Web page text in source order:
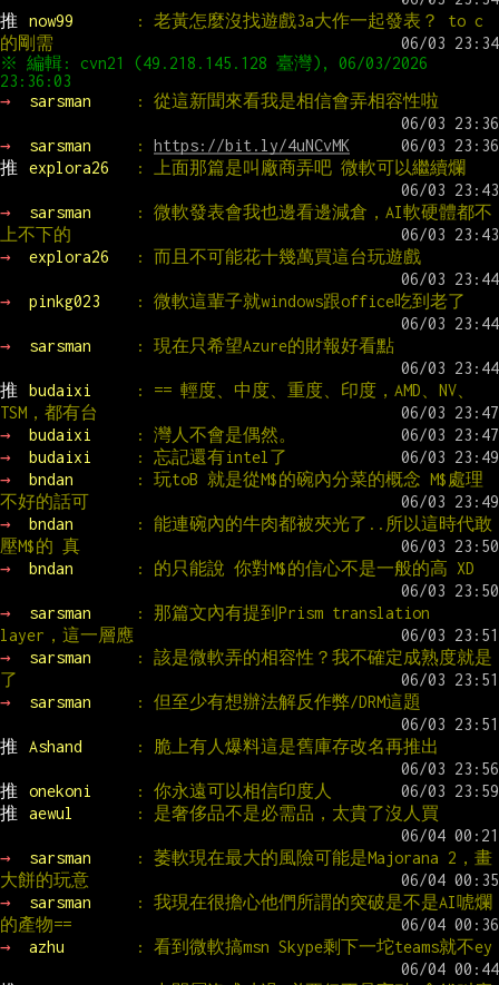
推 now99
: 老黃怎麼沒找遊戲3a大作一起發表？ to c
的剛需
※ 編輯: cvn21 (49.218.145.128 臺灣), 06/03/2026
→
sarsman : 從這新聞來看我是相信會弄相容性啦
→ sarsman : https://bit.ly/4uNCvMK
推
explora26 : 上面那篇是叫廠商弄吧 微軟可以繼續爛
→ sarsman
: 微軟發表會我也邊看邊減倉，AI軟硬體都不
上不下的
→
explora26 : 而且不可能花十幾萬買這台玩遊戲
→ pinkg023 : 微軟這輩子就windows跟office吃到老了
→ sarsman : 現在只希望Azure的財報好看點
推 budaixi
: == 輕度、中度、重度、印度，AMD、NV、
TSM，都有台
→
budaixi
: 灣人不會是偶然。
→
budaixi
: 忘記還有intel了
→
bndan
: 玩toB 就是從M$的碗內分菜的概念 M$處理
不好的話可
→
bndan
: 能連碗內的牛肉都被夾光了..所以這時代敢
壓M$的 真
→
bndan : 的只能說 你對M$的信心不是一般的高 XD
→ sarsman
: 那篇文內有提到Prism translation
layer，這一層應
→
sarsman
: 該是微軟弄的相容性？我不確定成熟度就是
了
→
sarsman : 但至少有想辦法解反作弊/DRM這題
推 Ashand : 脆上有人爆料這是舊庫存改名再推出
推 onekoni
: 你永遠可以相信印度人
推
aewul : 是奢侈品不是必需品，太貴了沒人買
→ sarsman
: 萎軟現在最大的風險可能是Majorana 2，畫
大餅的玩意
→
sarsman
: 我現在很擔心他們所謂的突破是不是AI唬爛
的產物==
→
azhu : 看到微軟搞msn Skype剩下一坨teams就不ey